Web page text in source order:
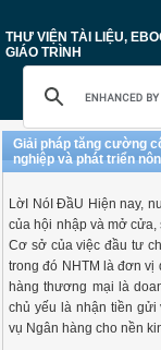
THƯ VIỆN TÀI LIỆU,
GIÁO TRÌNH
Giải pháp tăng cường
nghiệp và phát triển
LờI NóI ĐầU Hiện nay,
của hội nhập và mở
Cơ sở của việc đầu tư
trong đó NHTM là đơn vị
hàng thương mại là
chủ yếu là nhận tiền
vụ Ngân hàng cho nền